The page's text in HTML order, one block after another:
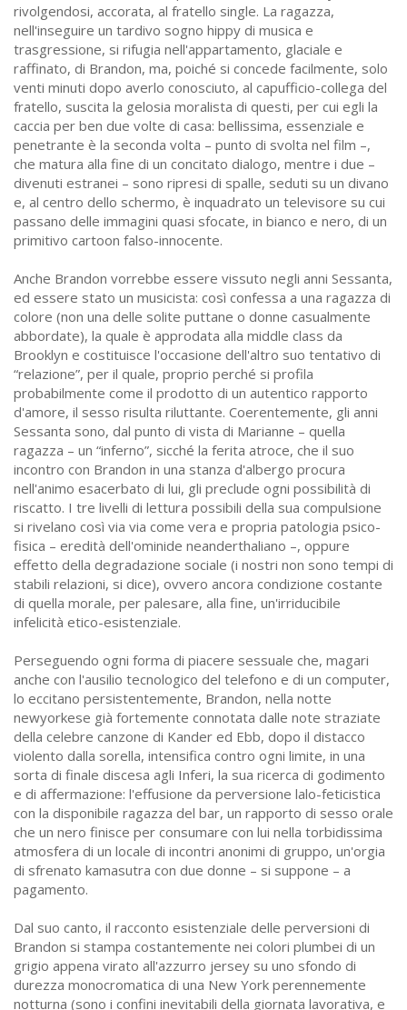
rivolgendosi, accorata, al fratello single. La ragazza,
nell'inseguire un tardivo sogno hippy di musica e
trasgressione, si rifugia nell'appartamento, glaciale e
raffinato, di Brandon, ma, poiché si concede facilmente, solo
venti minuti dopo averlo conosciuto, al capufficio-collega del
fratello, suscita la gelosia moralista di questi, per cui egli la
caccia per ben due volte di casa: bellissima, essenziale e
penetrante è la seconda volta – punto di svolta nel film –,
che matura alla fine di un concitato dialogo, mentre i due –
divenuti estranei – sono ripresi di spalle, seduti su un divano
e, al centro dello schermo, è inquadrato un televisore su cui
passano delle immagini quasi sfocate, in bianco e nero, di un
primitivo cartoon falso-innocente.
Anche Brandon vorrebbe essere vissuto negli anni Sessanta,
ed essere stato un musicista: così confessa a una ragazza di
colore (non una delle solite puttane o donne casualmente
abbordate), la quale è approdata alla middle class da
Brooklyn e costituisce l'occasione dell'altro suo tentativo di
“relazione”, per il quale, proprio perché si profila
probabilmente come il prodotto di un autentico rapporto
d'amore, il sesso risulta riluttante. Coerentemente, gli anni
Sessanta sono, dal punto di vista di Marianne – quella
ragazza – un “inferno”, sicché la ferita atroce, che il suo
incontro con Brandon in una stanza d'albergo procura
nell'animo esacerbato di lui, gli preclude ogni possibilità di
riscatto. I tre livelli di lettura possibili della sua compulsione
si rivelano così via via come vera e propria patologia psico-
fisica – eredità dell'ominide neanderthaliano –, oppure
effetto della degradazione sociale (i nostri non sono tempi di
stabili relazioni, si dice), ovvero ancora condizione costante
di quella morale, per palesare, alla fine, un'irriducibile
infelicità etico-esistenziale.
Perseguendo ogni forma di piacere sessuale che, magari
anche con l'ausilio tecnologico del telefono e di un computer,
lo eccitano persistentemente, Brandon, nella notte
newyorkese già fortemente connotata dalle note straziate
della celebre canzone di Kander ed Ebb, dopo il distacco
violento dalla sorella, intensifica contro ogni limite, in una
sorta di finale discesa agli Inferi, la sua ricerca di godimento
e di affermazione: l'effusione da perversione lalo-feticistica
con la disponibile ragazza del bar, un rapporto di sesso orale
che un nero finisce per consumare con lui nella torbidissima
atmosfera di un locale di incontri anonimi di gruppo, un'orgia
di sfrenato kamasutra con due donne – si suppone – a
pagamento.
Dal suo canto, il racconto esistenziale delle perversioni di
Brandon si stampa costantemente nei colori plumbei di un
grigio appena virato all'azzurro jersey su uno sfondo di
durezza monocromatica di una New York perennemente
notturna (sono i confini inevitabili della giornata lavorativa, e